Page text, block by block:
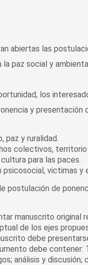
abiertas las
paz social y
los
y presentación
paz y ruralidad.
colectivos, territorio
para las paces.
psicosocial, victimas y
postulación de
manuscrito original
de los ejes
debe
debe contener:
análisis y